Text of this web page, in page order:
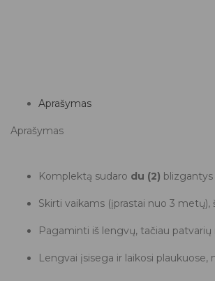
Aprašymas
Aprašymas
Komplektą sudaro du (2)
Skirti vaikams (įprastai nuo 3
Pagaminti iš lengvų, tačiau
Lengvai įsisega ir laikosi